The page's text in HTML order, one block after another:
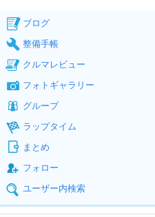
ブログ
整備手帳
クルマレビュー
フォトギャラリー
グループ
ラップタイム
まとめ
フォロー
ユーザー内検索